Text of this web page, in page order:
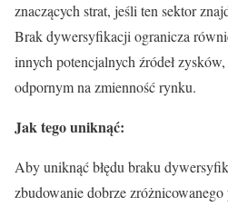
znaczących strat, jeśli ten sektor
Brak dywersyfikacji ogranicza
innych potencjalnych źródeł
odpornym na zmienność rynku.
Jak tego uniknąć:
Aby uniknąć błędu braku
zbudowanie dobrze